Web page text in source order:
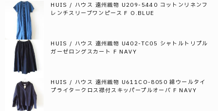
HUIS / ハウス 遠州織物 U209-5440 コットンリネンフ
レンチスリーブワンピース F O.BLUE
HUIS / ハウス 遠州織物 U402-TC05 シャトルトリプル
ガーゼロングスカート F NAVY
HUIS / ハウス 遠州織物 U611CO-8050 綿ウールタイ
プライタークロス襟付スキッパープルオーバ F NAVY